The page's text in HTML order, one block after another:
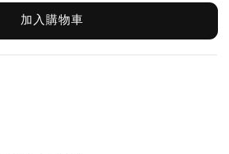
加入購物車